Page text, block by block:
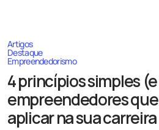
Artigos
Destaque
Empreendedorismo
4 princípios simples
empreendedores
aplicar na sua carreira